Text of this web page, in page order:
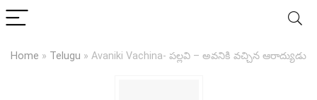
Home » Telugu » Avaniki Vachina- పల్లవి – అవనికి వచ్చిన ఆరాద్యుడు